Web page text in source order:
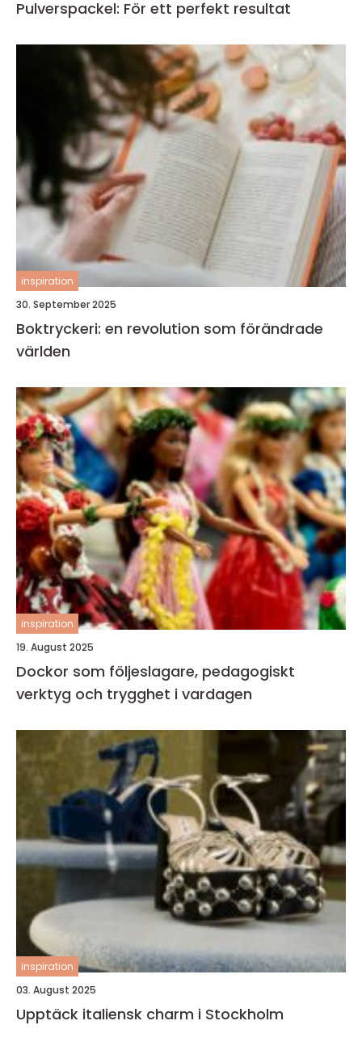
Pulverspackel: För ett perfekt resultat
inspiration
30. September 2025
Boktryckeri: en revolution som förändrade
världen
inspiration
19. August 2025
Dockor som följeslagare, pedagogiskt
verktyg och trygghet i vardagen
inspiration
03. August 2025
Upptäck italiensk charm i Stockholm